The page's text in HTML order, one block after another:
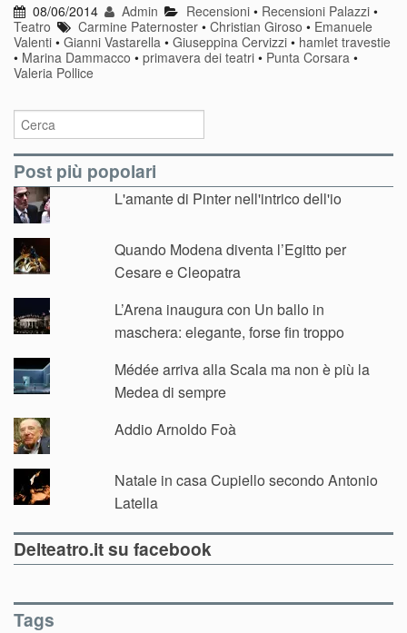
08/06/2014 Admin Recensioni• Recensioni Palazzi•
Teatro
Carmine Paternoster •Christian Giroso • Emanuele
Valenti • Gianni Vastarella • Giuseppina Cervizzi • hamlet travestie
• Marina Dammacco • primavera dei teatri • Punta Corsara •
Valeria Pollice
Post più popolari
L'amante di Pinter nell'intrico dell'io
Quando Modena diventa l’Egitto per
Cesare e Cleopatra
L’Arena inaugura con Un ballo in
maschera: elegante, forse fin troppo
Médée arriva alla Scala ma non è più la
Medea di sempre
Addio Arnoldo Foà
Natale in casa Cupiello secondo Antonio
Latella
Delteatro.it su facebook
Tags